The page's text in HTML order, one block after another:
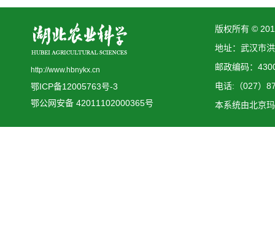
http://www.hbnykx.cn
鄂ICP备12005763号-3
鄂公网安备 42011102000365号
版权所有 ©
地址：武汉市
邮政编码：
电话:（027）
本系统由北京